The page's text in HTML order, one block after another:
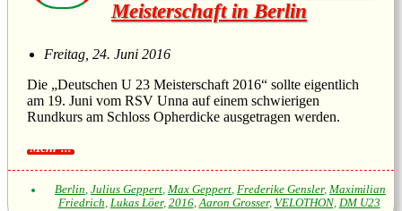
Meisterschaft in Berlin
Freitag, 24. Juni 2016
Die „Deutschen U 23 Meisterschaft 2016“ sollte eigentlich
am 19. Juni vom RSV Unna auf einem schwierigen
Rundkurs am Schloss Opherdicke ausgetragen werden.
Berlin, Julius Geppert, Max Geppert, Frederike Gensler, Maximilian
Friedrich, Lukas Löer, 2016,Aaron Grosser, VELOTHON, DM U23